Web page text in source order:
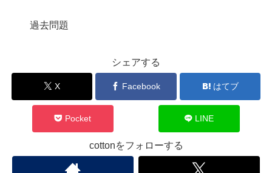
過去問題
シェアする
X Facebook はてブ
Pocket LINE
cottonをフォローする